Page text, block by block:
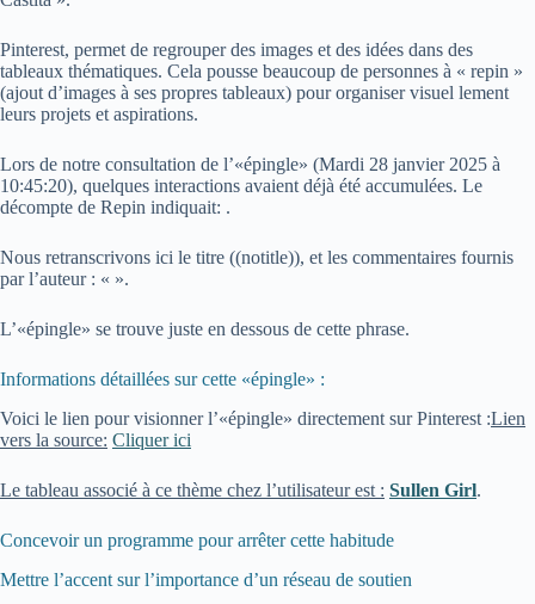
Pinterest, permet de regrouper des images et des idées dans des
tableaux thématiques. Cela pousse beaucoup de personnes à « repin »
(ajout d’images à ses propres tableaux) pour organiser visuel lement
leurs projets et aspirations.
Lors de notre consultation de l’«épingle» (Mardi 28 janvier 2025 à
10:45:20), quelques interactions avaient déjà été accumulées. Le
décompte de Repin indiquait: .
Nous retranscrivons ici le titre ((notitle)), et les commentaires fournis
par l’auteur : « ».
L’«épingle» se trouve juste en dessous de cette phrase.
Informations détaillées sur cette «épingle» :
Voici le lien pour visionner l’«épingle» directement sur Pinterest :Lien
vers la source: Cliquer ici
Le tableau associé à ce thème chez l’utilisateur est : Sullen Girl.
Concevoir un programme pour arrêter cette habitude
Mettre l’accent sur l’importance d’un réseau de soutien